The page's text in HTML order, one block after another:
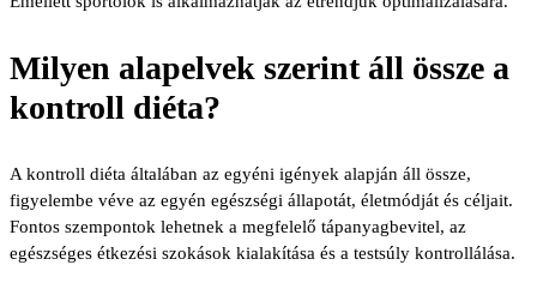
Milyen alapelvek szerint áll össze a
kontroll diéta?
A kontroll diéta általában az egyéni igények alapján áll össze,
figyelembe véve az egyén egészségi állapotát, életmódját és céljait.
Fontos szempontok lehetnek a megfelelő tápanyagbevitel, az
egészséges étkezési szokások kialakítása és a testsúly kontrollálása.